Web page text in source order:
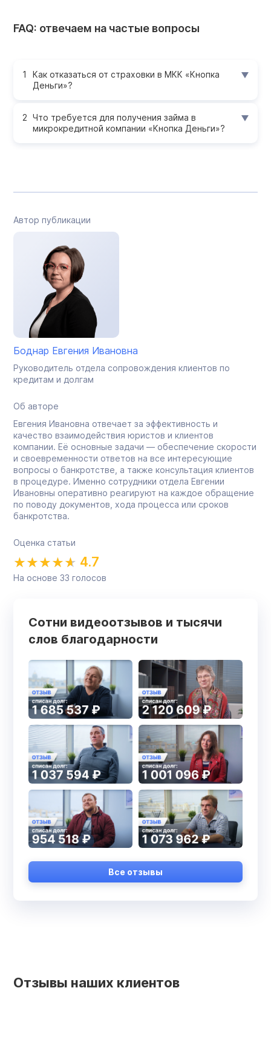
FAQ: отвечаем на частые вопросы
Как отказаться от страховки в МКК «Кнопка
Деньги»?
Что требуется для получения займа в
микрокредитной компании «Кнопка Деньги»?
Автор публикации
Боднар Евгения Ивановна
Руководитель отдела сопровождения клиентов по
кредитам и долгам
Об авторе
Евгения Ивановна отвечает за эффективность и
качество взаимодействия юристов и клиентов
компании. Её основные задачи — обеспечение скорости
и своевременности ответов на все интересующие
вопросы о банкротстве, а также консультация клиентов
в процедуре. Именно сотрудники отдела Евгении
Ивановны оперативно реагируют на каждое обращение
по поводу документов, хода процесса или сроков
банкротства.
Оценка статьи
4.7
На основе 33 голосов
Сотни видеоотзывов и тысячи
слов благодарности
Все отзывы
Отзывы наших клиентов